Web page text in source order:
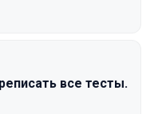
все тесты.